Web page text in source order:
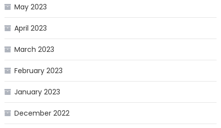
May 2023
April 2023
March 2023
February 2023
January 2023
December 2022